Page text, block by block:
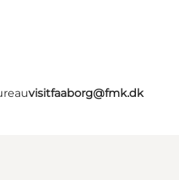
visitfaaborg@fmk.dk